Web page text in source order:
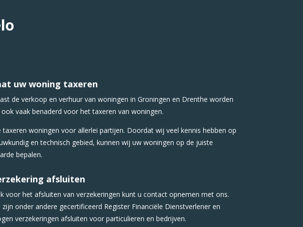
uw woning taxeren
de verkoop en verhuur van woningen in Groningen en Drenthe worden
vaak benaderd voor het taxeren van woningen.
taxeren woningen voor allerlei partijen. Doordat wij veel kennis hebben op
en technisch gebied, kunnen wij uw woningen op de juiste
bepalen.
afsluiten
voor het afsluiten van verzekeringen kunt u contact opnemen met ons.
zijn onder andere gecertificeerd Register Financiële Dienstverlener en
verzekeringen afsluiten voor particulieren en bedrijven.